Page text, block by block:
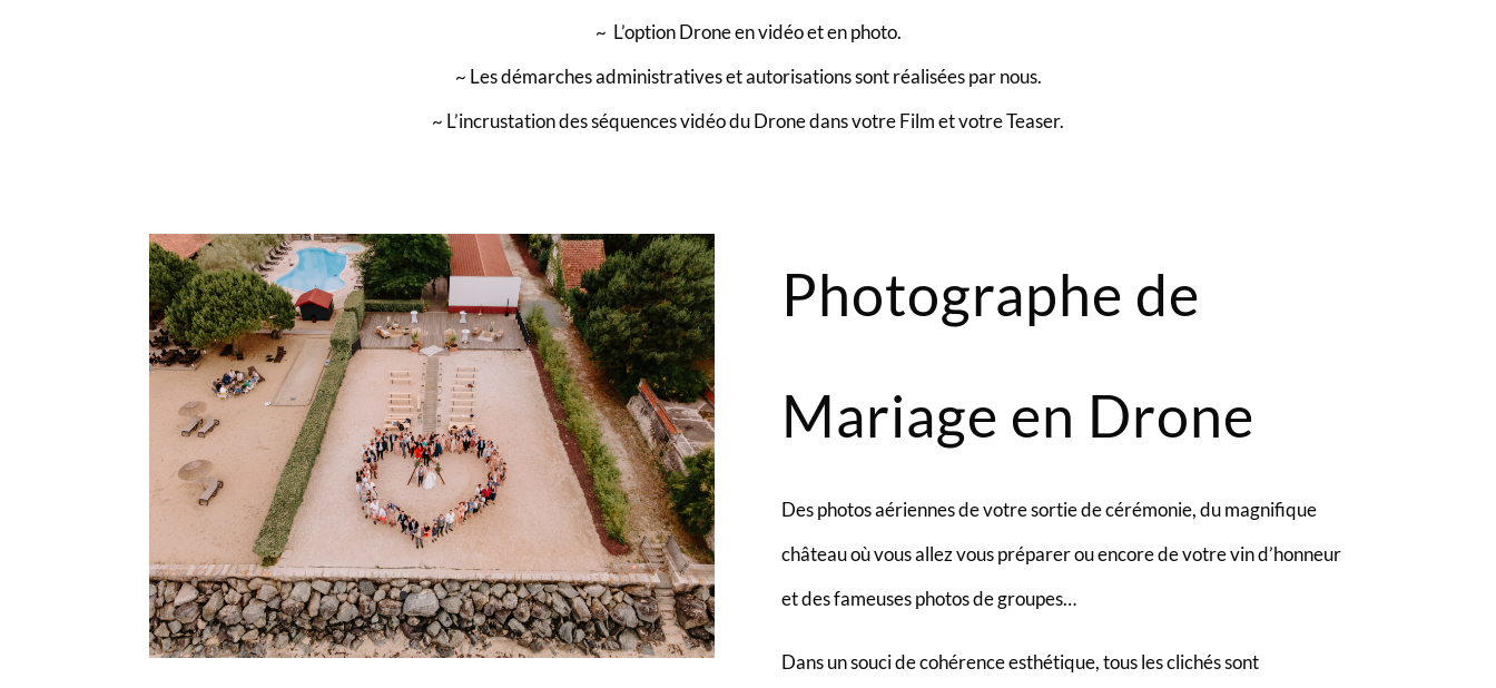
~ L’option Drone en vidéo et en photo.
~ Les démarches administratives et autorisations sont réalisées par nous.
~ L’incrustation des séquences vidéo du Drone dans votre Film et votre Teaser.
Photographe de
Mariage en Drone
Des photos aériennes de votre sortie de cérémonie, du magnifique
château où vous allez vous préparer ou encore de votre vin d’honneur
et des fameuses photos de groupes…
Dans un souci de cohérence esthétique, tous les clichés sont